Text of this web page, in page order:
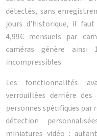
détectés, sans
jours d’historique, il
4,99€ mensuels par
caméras génère
incompressibles.
Les fonctionnalités
verrouillées derrière
personnes spécifiques par
détection
miniatures vidéo :